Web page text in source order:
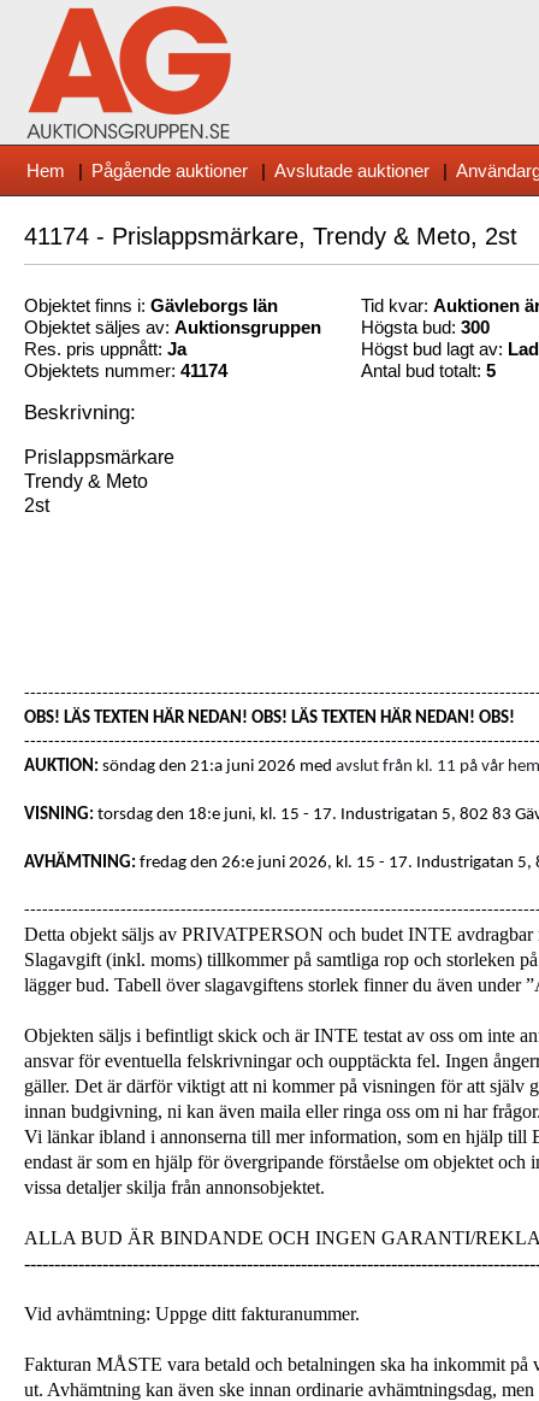
Hem | Pågående auktioner | Avslutade auktioner |
41174 - Prislappsmärkare, Trendy & Meto, 2st
Objektet finns i: Gävleborgs län
Objektet säljes av: Auktionsgruppen
Res. pris uppnått: Ja
Objektets nummer: 41174
Tid kvar: Auktionen
Högsta bud: 300
Högst bud lagt av:
Antal bud totalt: 5
Beskrivning:
Prislappsmärkare
Trendy & Meto
2st
OBS! LÄS TEXTEN HÄR NEDAN! OBS! LÄS TEXTEN HÄR NEDAN! OBS!
AUKTION: söndag den 21:a juni 2026 med avslut från kl. 11 på vår
VISNING: torsdag den 18:e juni, kl. 15 - 17. Industrigatan 5, 802 83
AVHÄMTNING: fredag den 26:e juni 2026, kl. 15 - 17. Industrigatan 5,
Detta objekt säljs av PRIVATPERSON och budet INTE
Slagavgift (inkl. moms) tillkommer på samtliga rop och storleken
lägger bud. Tabell över slagavgiftens storlek finner du även under
Objekten säljs i befintligt skick och är INTE testat av oss om inte
ansvar för eventuella felskrivningar och oupptäckta fel. Ingen
gäller. Det är därför viktigt att ni kommer på visningen för att själv
innan budgivning, ni kan även maila eller ringa oss om ni har
Vi länkar ibland i annonserna till mer information, som en hjälp till
endast är som en hjälp för övergripande förståelse om objektet
vissa detaljer skilja från annonsobjektet.
ALLA BUD ÄR BINDANDE OCH INGEN GARANTI/
Vid avhämtning: Uppge ditt fakturanummer.
Fakturan MÅSTE vara betald och betalningen ska ha inkommit på
ut. Avhämtning kan även ske innan ordinarie avhämtningsdag,